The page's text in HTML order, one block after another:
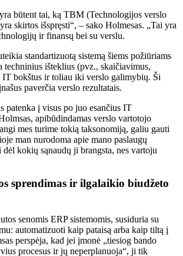
būtent tai, ką TBM (Technologijos verslo
skirtos išspręsti“, – sako Holmesas. „Tai yra
ir finansų bei su verslu.
standartizuotą sistemą šiems požiūriams
techninius išteklius (pvz., skaičiavimus,
IT bokštus ir toliau iki verslo galimybių. Ši
paverčia verslo rezultatais.
patenka į visus po juo esančius IT
apibūdindamas verslo vartotojo
mes turime tokią taksonomiją, galiu gauti
man nurodoma apie mano paslaugų
kokių sąnaudų ji brangsta, nes vartoju
sprendimas ir ilgalaikio biudžeto
senomis ERP sistemomis, susiduria su
automatizuoti kaip pataisą arba kaip tiltą į
perspėja, kad jei įmonė „tiesiog bando
procesus ir jų neperplanuoja“, ji tik